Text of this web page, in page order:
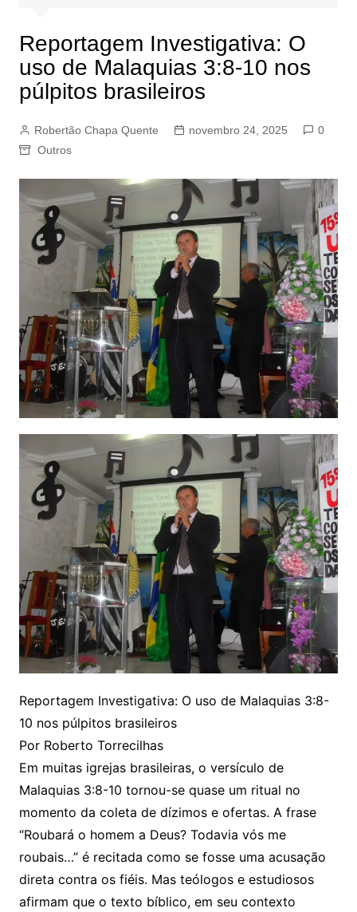
Reportagem Investigativa: O
uso de Malaquias 3:8-10 nos
púlpitos brasileiros
Robertão Chapa Quente novembro 24, 2025
0
Outros
Reportagem Investigativa: O uso de Malaquias 3:8-
10 nos púlpitos brasileiros
Por Roberto Torrecilhas
Em muitas igrejas brasileiras, o versículo de
Malaquias 3:8-10 tornou-se quase um ritual no
momento da coleta de dízimos e ofertas. A frase
“Roubará o homem a Deus? Todavia vós me
roubais…” é recitada como se fosse uma acusação
direta contra os fiéis. Mas teólogos e estudiosos
afirmam que o texto bíblico, em seu contexto